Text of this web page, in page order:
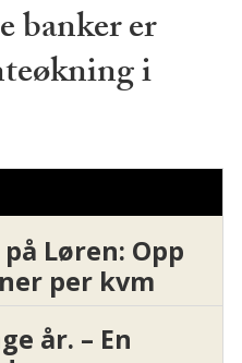
banker er
i
Løren: Opp
per kvm
år. – En